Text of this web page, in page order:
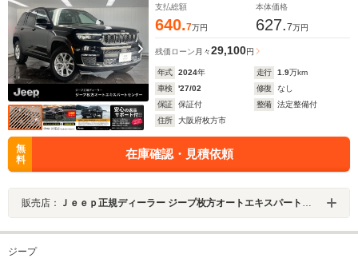
支払総額
640.7万円
本体価格
627.7万円
残価ローン 月々29,100円
年式 2024年 走行 1.9万km
車検
'27/02 修復
なし
保証
保証付 整備
法定整備付
住所
大阪府枚方市
無
料
在庫確認・見積依頼
販売店： Ｊｅｅｐ正規ディーラー ジープ枚方オートエキスパートセンター
ジープ